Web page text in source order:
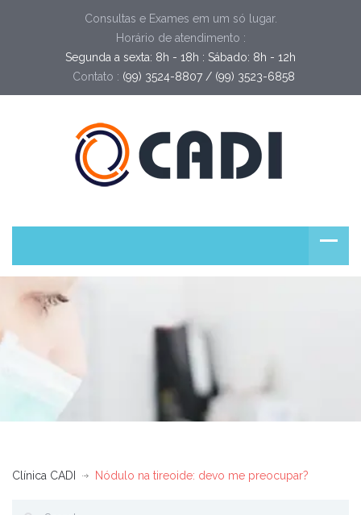
Consultas e Exames em um só lugar.
Horário de atendimento :
Segunda a sexta: 8h - 18h : Sábado: 8h - 12h
Contato : (99) 3524-8807 / (99) 3523-6858
Clínica CADI Nódulo na tireoide: devo me preocupar?